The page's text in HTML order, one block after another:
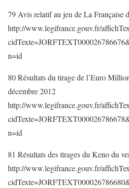
79 Avis relatif au jeu de La Française
http://www.legifrance.gouv.fr/
n=id
80 Résultats du tirage de l’Euro
décembre 2012
http://www.legifrance.gouv.fr/
n=id
81 Résultats des tirages du Keno du
http://www.legifrance.gouv.fr/